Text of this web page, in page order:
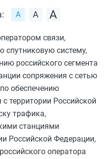
связи,
систему,
российского сегмента
сопряжения с сетью
обеспечению
территории Российской
трафика,
станциями
Российской Федерации,
оператора